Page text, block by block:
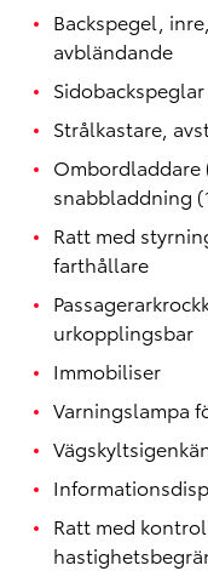
Backspegel,
avbländande
Strålkastare,
Ombordladdare
snabbladdning
Ratt med
farthållare
urkopplingsbar
Immobiliser
Varningslampa
Ratt med